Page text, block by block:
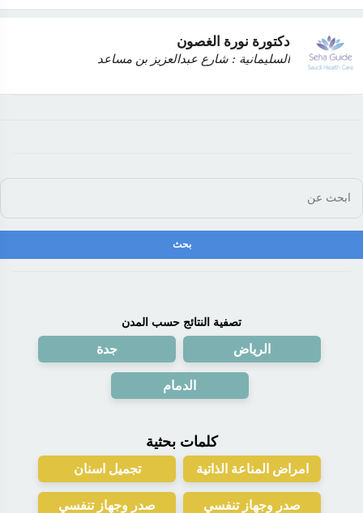
دكتورة نورة الغصون
السليمانية : شارع عبدالعزيز بن مساعد
تصفية النتائج حسب المدن
الرياض جدة
الدمام
كلمات بحثية
امراض المناعة الذاتية تجميل اسنان
صدر وجهاز تنفسي
صدر وجهاز تنفسي